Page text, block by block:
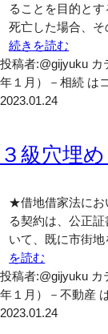
ることを目的と
死亡した場合
続きを読む
投稿者:@gijyuku カ
年１月）－相続 は
2023.01.24
３級穴埋
★借地借家法にお
る契約は、公正
いて、既に市街
を読む
投稿者:@gijyuku カ
年１月）－不動産
2023.01.24